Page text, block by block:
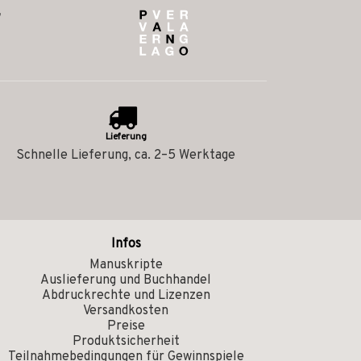
Lieferung
Schnelle Lieferung, ca. 2–5 Werktage
Infos
Manuskripte
Auslieferung und Buchhandel
Abdruckrechte und Lizenzen
Versandkosten
Preise
Produktsicherheit
Teilnahmebedingungen für Gewinnspiele